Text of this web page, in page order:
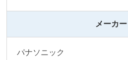
メーカー
パナソニック